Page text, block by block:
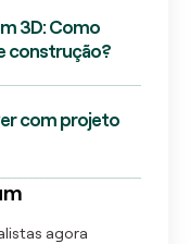
3D: Como
construção?
com projeto
agora